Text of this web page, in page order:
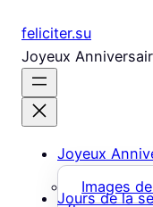
au
contenu
feliciter.su
Joyeux
Joyeux
Images
Jours de la